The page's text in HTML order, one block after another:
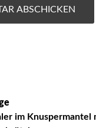
im Knuspermantel